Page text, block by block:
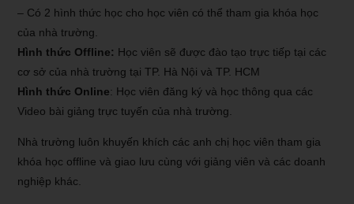
– Có 2 hình thức học cho học viên có thể tham gia khóa học
của nhà trường.
Hình thức Offline: Học viên sẽ được đào tạo trực tiếp tại các
cơ sở của nhà trường tại TP. Hà Nội và TP. HCM
Hình thức Online: Học viên đăng ký và học thông qua các
Video bài giảng trực tuyến của nhà trường.
Nhà trường luôn khuyến khích các anh chị học viên tham gia
khóa học offline và giao lưu cùng với giảng viên và các doanh
nghiệp khác.